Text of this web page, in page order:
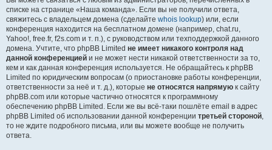
списке на странице «Наша команда». Если вы не получили ответа,
свяжитесь с владельцем домена (сделайте whois lookup) или, если
конференция находится на бесплатном домене (например, chat.ru,
Yahoo!, free.fr, f2s.com и т. п.), с руководством или техподдержкой данного
домена. Учтите, что phpBB Limited не имеет никакого контроля над
данной конференцией и не может нести никакой ответственности за то,
кем и как данная конференция используется. Не обращайтесь к phpBB
Limited по юридическим вопросам (о приостановке работы конференции,
ответственности за неё и т. д.), которые не относятся напрямую к сайту
phpBB.com или которые частично относятся к программному
обеспечению phpBB Limited. Если же вы всё-таки пошлёте email в адрес
phpBB Limited об использовании данной конференции третьей стороной,
то не ждите подробного письма, или вы можете вообще не получить
ответа.